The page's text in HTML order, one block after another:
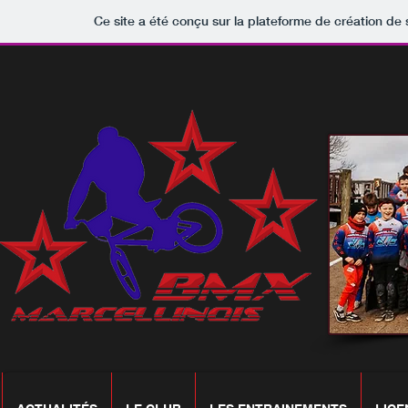
Ce site a été conçu sur la plateforme de création